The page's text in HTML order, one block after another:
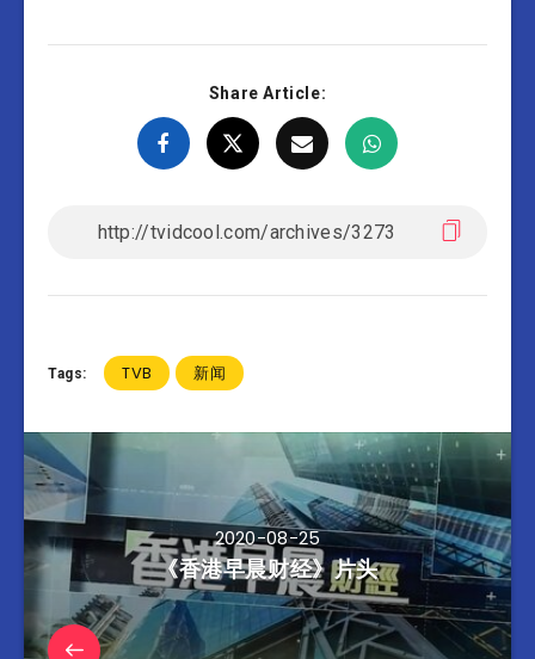
Share Article:
Tags: TVB 新闻
2020-08-25
《香港早晨财经》片头